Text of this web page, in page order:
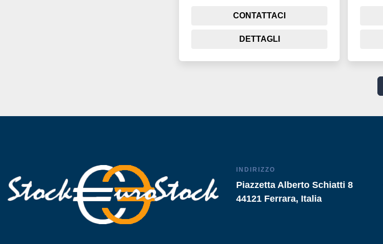
CONTATTACI
DETTAGLI
INDIRIZZO
Piazzetta Alberto Schiatti 8
44121 Ferrara, Italia